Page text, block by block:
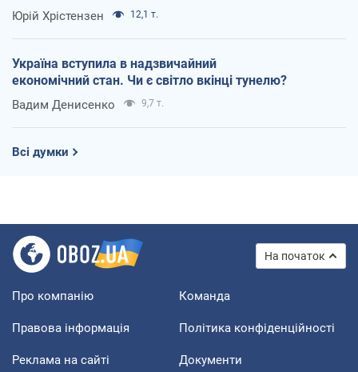
Юрій Хрістензен 12,1 т.
Україна вступила в надзвичайний
економічний стан. Чи є світло вкінці тунелю?
Вадим Денисенко 9,7 т.
Всі думки
На початок
Про компанію Команда
Правова інформація Політика конфіденційності
Реклама на сайті Документи